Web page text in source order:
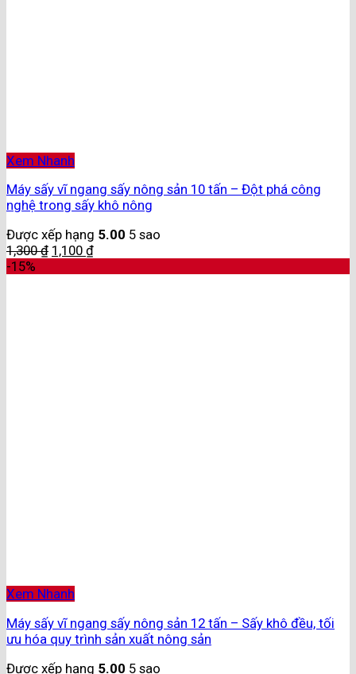
Xem Nhanh
Máy sấy vĩ ngang sấy nông sản 10 tấn – Đột phá công
nghệ trong sấy khô nông
Được xếp hạng 5.00 5 sao
1,300₫ 1,100 ₫
-15%
Xem Nhanh
Máy sấy vĩ ngang sấy nông sản 12 tấn – Sấy khô đều, tối
ưu hóa quy trình sản xuất nông sản
Được xếp hạng 5.00 5 sao